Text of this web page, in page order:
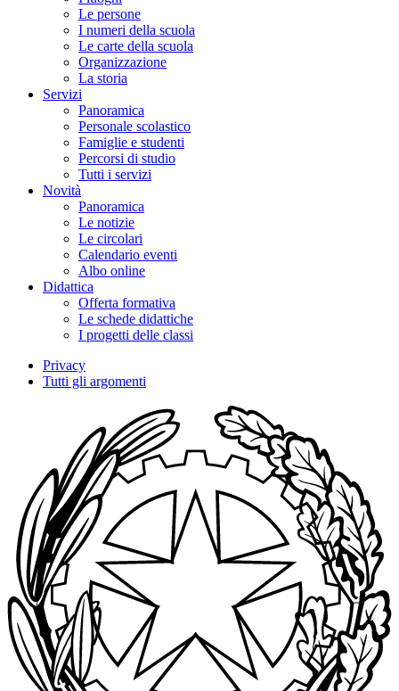
Le persone
I numeri della scuola
Le carte della scuola
Organizzazione
La storia
Servizi
Panoramica
Personale scolastico
Famiglie e studenti
Percorsi di studio
Tutti i servizi
Novità
Panoramica
Le notizie
Le circolari
Calendario eventi
Albo online
Didattica
Offerta formativa
Le schede didattiche
I progetti delle classi
Privacy
Tutti gli argomenti